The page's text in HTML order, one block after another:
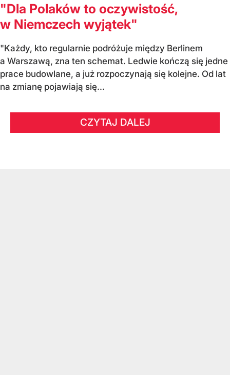
"Dla Polaków to oczywistość,
w Niemczech wyjątek"
"Każdy, kto regularnie podróżuje między Berlinem
a Warszawą, zna ten schemat. Ledwie kończą się jedne
prace budowlane, a już rozpoczynają się kolejne. Od lat
na zmianę pojawiają się...
CZYTAJ DALEJ